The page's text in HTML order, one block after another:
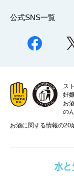
公式SNS一覧
ス
妊
お
の
お酒に関する情報の20